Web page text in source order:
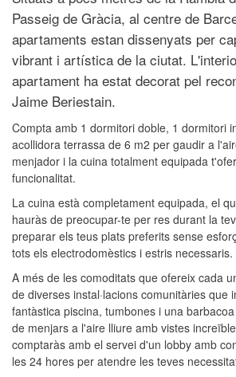
Passeig de Gràcia, al centre de
apartaments estan dissenyats per
vibrant i artística de la ciutat.
apartament ha estat decorat pel
Jaime Beriestain.
Compta amb 1 dormitori doble, 1 dormitori
acollidora terrassa de 6 m2 per gaudir a
menjador i la cuina totalment equipada
funcionalitat.
La cuina està completament equipada, el
hauràs de preocupar-te per res durant la
preparar els teus plats preferits sense
tots els electrodomèstics i estris necessaris.
A més de les comoditats que ofereix cada
de diverses instal·lacions comunitàries que
fantàstica piscina, tumbones i una
de menjars a l'aire lliure amb vistes
comptaràs amb el servei d'un lobby amb
les 24 hores per atendre les teves